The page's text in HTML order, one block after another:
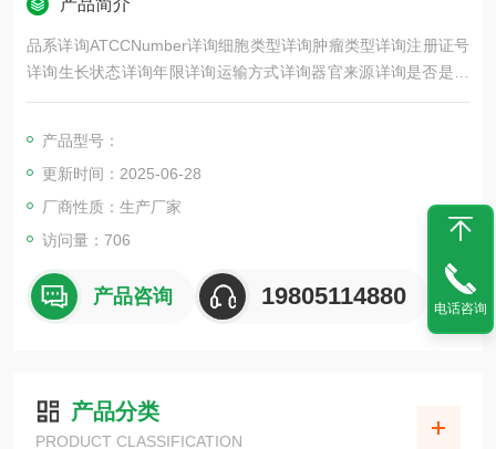
产品简介
品系详询ATCCNumber详询细胞类型详询肿瘤类型详询注册证号
详询生长状态详询年限详询运输方式详询器官来源详询是否是肿
瘤细胞详询细胞形态详询免疫类型详询物种来源详询相关疾病详
生物CAS号详询规格6次盒原代细胞培养试剂盒
产品型号：
更新时间：2025-06-28
厂商性质：生产厂家
访问量：706
产品咨询 19805114880
产品分类
PRODUCT CLASSIFICATION
电话咨询